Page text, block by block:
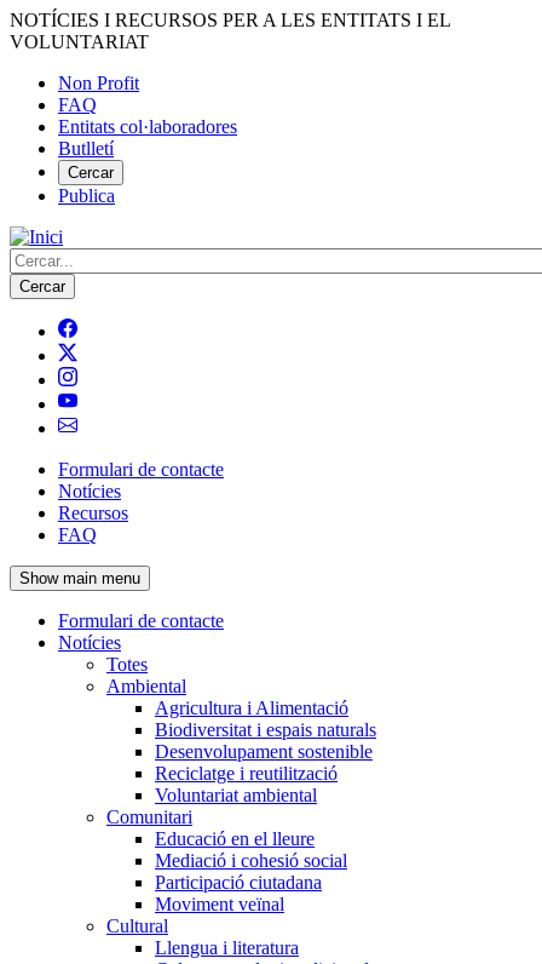
Vés
al
NOTÍCIES I RECURSOS PER A LES ENTITATS I EL
VOLUNTARIAT
Menú
del
compte
d'usuari
Non Profit
FAQ
Entitats col·laboradores
Butlletí
Cercar
Publica
Cerca
Navegació
principal
de
l'encapçalament
Formulari de contacte
Notícies
Recursos
FAQ
Show main menu
Navegació
principal
Formulari de contacte
Notícies
Totes
Ambiental
Agricultura i Alimentació
Biodiversitat i espais naturals
Desenvolupament sostenible
Reciclatge i reutilització
Voluntariat ambiental
Comunitari
Educació en el lleure
Mediació i cohesió social
Participació ciutadana
Moviment veïnal
Cultural
Llengua i literatura